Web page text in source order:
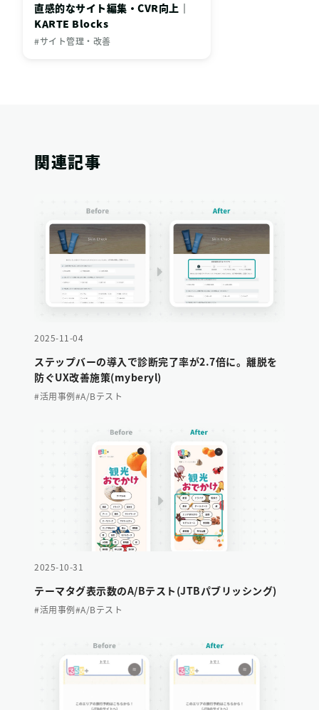
直感的なサイト編集・CVR向上｜
KARTE Blocks
#サイト管理・改善
関連記事
2025-11-04
ステップバーの導入で診断完了率が2.7倍に。離脱を
防ぐUX改善施策(myberyl)
#活用事例#A/Bテスト
2025-10-31
テーマタグ表示数のA/Bテスト(JTBパブリッシング)
#活用事例#A/Bテスト